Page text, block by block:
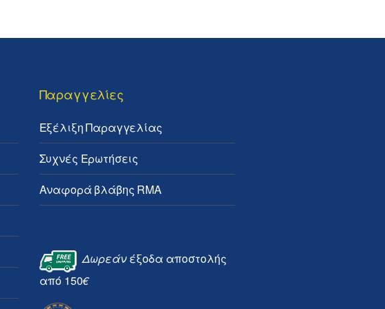
Παραγγελίες
Εξέλιξη Παραγγελίας
Συχνές Ερωτήσεις
Αναφορά βλάβης RMA
Δωρεάνέξοδα αποστολής
από 150€